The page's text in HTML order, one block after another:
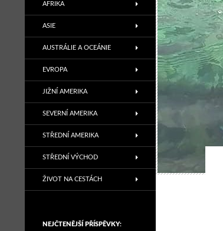
AFRIKA
ASIE
AUSTRÁLIE A OCEÁNIE
EVROPA
JIŽNÍ AMERIKA
SEVERNÍ AMERIKA
STŘEDNÍ AMERIKA
STŘEDNÍ VÝCHOD
ŽIVOT NA CESTÁCH
NEJČTENĚJŠÍ PŘÍSPĚVKY: